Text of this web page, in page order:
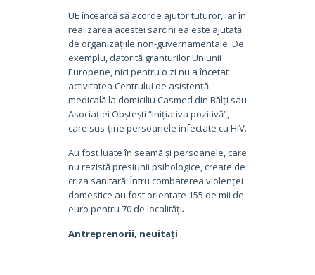
UE încearcă să acorde ajutor tuturor, iar în
realizarea acestei sarcini ea este ajutată
de organizațiile non-guvernamentale. De
exemplu, datorită granturilor Uniunii
Europene, nici pentru o zi nu a încetat
activitatea Centrului de asistență
medicală la domiciliu Casmed din Bălți sau
Asociației Obștești “Inițiativa pozitivă”,
care sus-ține persoanele infectate cu HIV.
Au fost luate în seamă și persoanele, care
nu rezistă presiunii psihologice, create de
criza sanitară. Întru combaterea violenței
domestice au fost orientate 155 de mii de
euro pentru 70 de localități.
Antreprenorii, neuitați